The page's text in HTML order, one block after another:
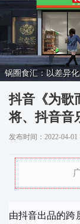
锅圈食汇：以差异
抖音《为歌
将、抖音音
发布时间：2022-04-01
由抖音出品的跨